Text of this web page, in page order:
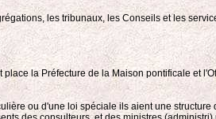
les tribunaux, les Conseils et les
la Préfecture de la Maison pontificale et
ou d'une loi spéciale ils aient une